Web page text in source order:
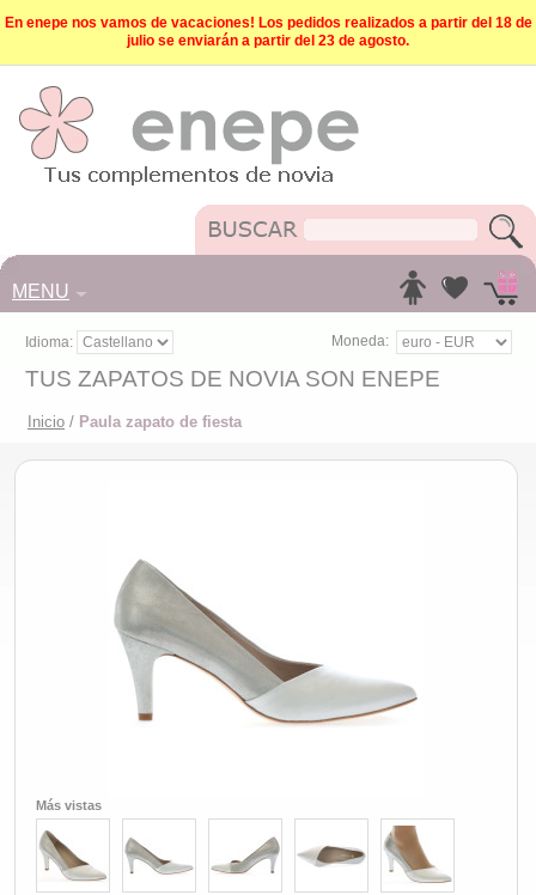
En enepe nos vamos de vacaciones! Los pedidos realizados a partir del 18 de
julio se enviarán a partir del 23 de agosto.
MENU
Idioma: Moneda:
TUS ZAPATOS DE NOVIA SON ENEPE
Inicio / Paula zapato de fiesta
Más vistas